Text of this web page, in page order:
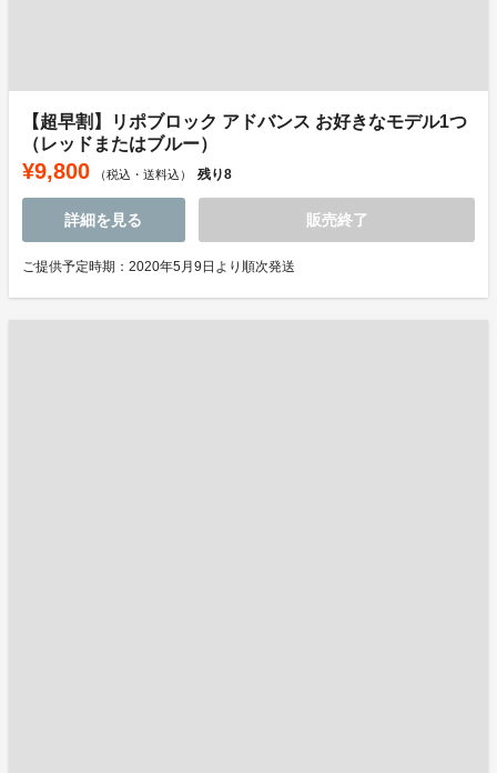
【超早割】リポブロック アドバンス お好きなモデル1つ
（レッドまたはブルー）
¥9,800 （税込・送料込） 残り8
詳細を見る 販売終了
ご提供予定時期：2020年5月9日より順次発送